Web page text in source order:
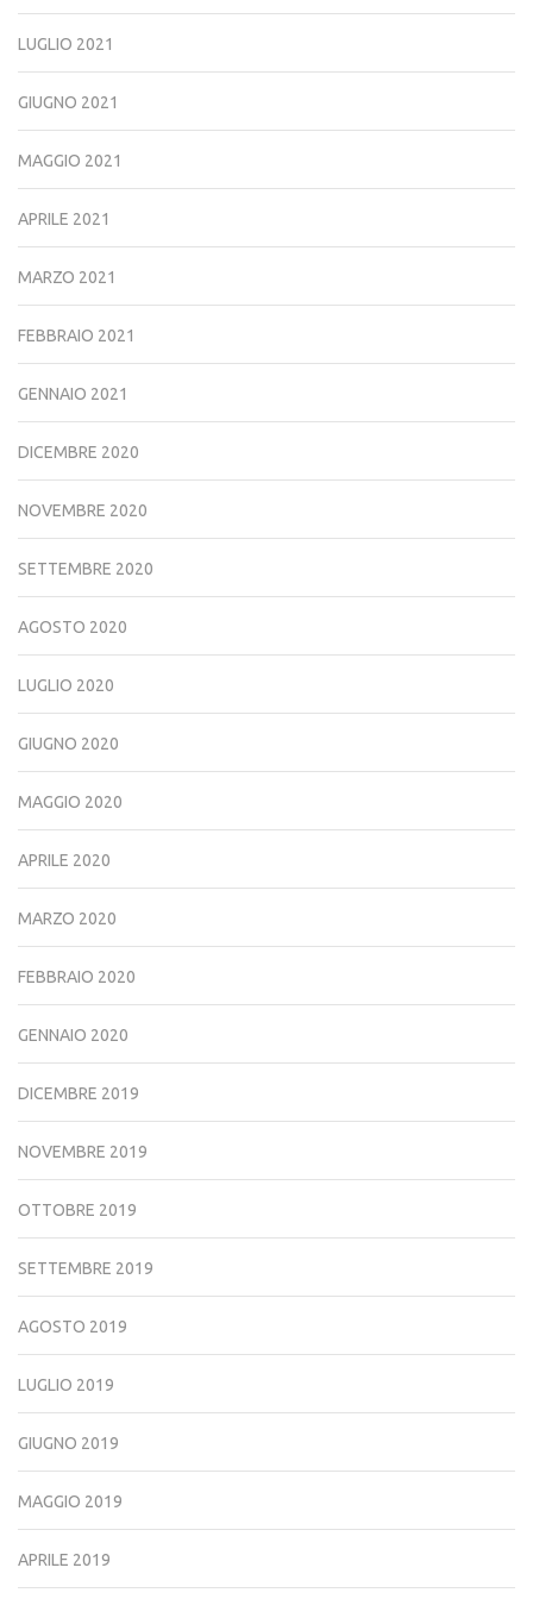
LUGLIO 2021
GIUGNO 2021
MAGGIO 2021
APRILE 2021
MARZO 2021
FEBBRAIO 2021
GENNAIO 2021
DICEMBRE 2020
NOVEMBRE 2020
SETTEMBRE 2020
AGOSTO 2020
LUGLIO 2020
GIUGNO 2020
MAGGIO 2020
APRILE 2020
MARZO 2020
FEBBRAIO 2020
GENNAIO 2020
DICEMBRE 2019
NOVEMBRE 2019
OTTOBRE 2019
SETTEMBRE 2019
AGOSTO 2019
LUGLIO 2019
GIUGNO 2019
MAGGIO 2019
APRILE 2019